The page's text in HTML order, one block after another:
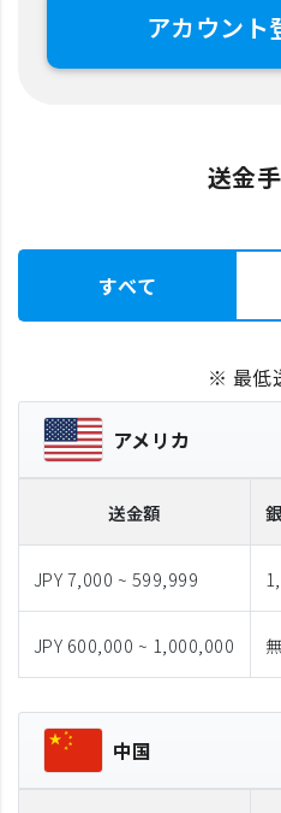
アカウント
送金
すべて
※ 最低
アメリカ
送金額
JPY 7,000 ~ 599,999
JPY 600,000 ~ 1,000,000
中国